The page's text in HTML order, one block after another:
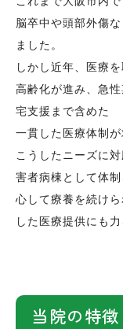
脳卒中や頭部外傷
ました。
しかし近年、医療
高齢化が進み、急
宅支援まで含めた
一貫した医療体制
こうしたニーズに
害者病棟として体
心して療養を続け
した医療提供にも
当院の特徴